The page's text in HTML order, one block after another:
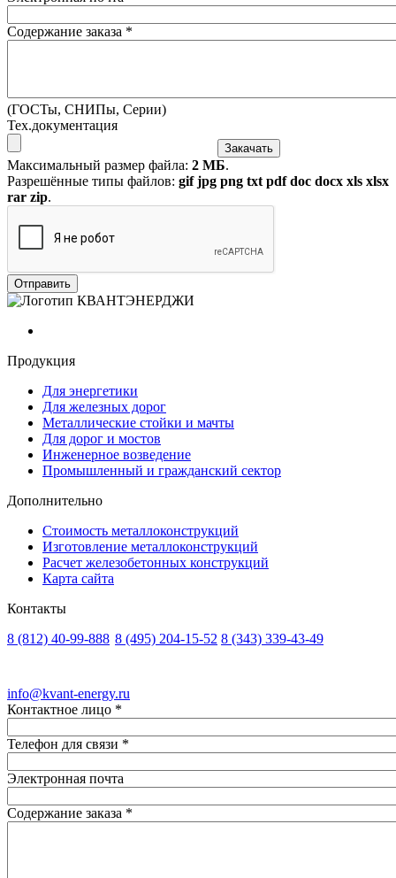
Содержание заказа *
(ГОСТы, СНИПы, Серии)
Тех.документация
Максимальный размер файла: 2 МБ.
Разрешённые типы файлов: gif jpg png txt pdf doc docx xls xlsx
rar zip.
Продукция
Для энергетики
Для железных дорог
Металлические стойки и мачты
Для дорог и мостов
Инженерное возведение
Промышленный и гражданский сектор
Дополнительно
Стоимость металлоконструкций
Изготовление металлоконструкций
Расчет железобетонных конструкций
Карта сайта
Контакты
8 (812) 40-99-888 8 (495) 204-15-52 8 (343) 339-43-49
info@kvant-energy.ru
Контактное лицо *
Телефон для связи *
Электронная почта
Содержание заказа *